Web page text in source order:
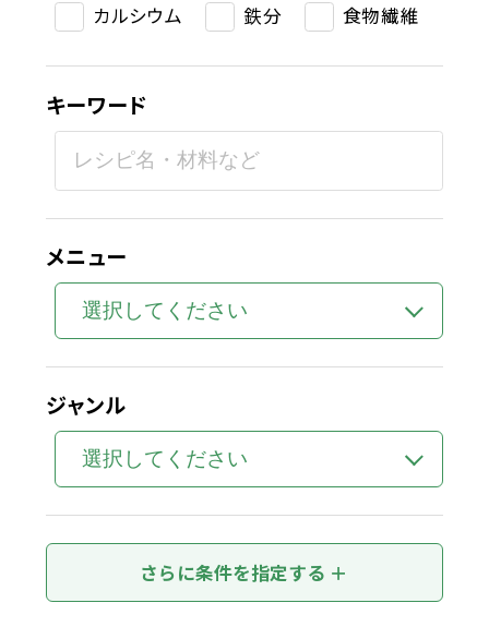
カルシウム 鉄分 食物繊維
キーワード
メニュー
ジャンル